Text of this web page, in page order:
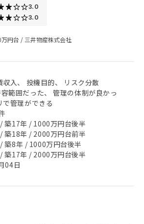
3.0
3.0
円台 / 三井物産株式会社
収入、 投機目的、 リスク分散
範囲だった、 管理の体制が良かっ
で管理ができる
築17年 / 1000万円台後半
築18年 / 2000万円台前半
築8年 / 1000万円台後半
築17年 / 2000万円台後半
04日